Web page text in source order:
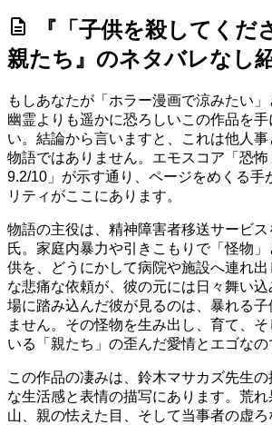
description
『「子供を殺してくだ
親たち』のネタバレなし
もしあなたが「ホラー漫画で涼みたい」
幽霊よりも遥かに恐ろしいこの作品を
い。結論から言いますと、これは他人
物語ではありません。 エモスコア「恐怖
9.2/10」 が示す通り、ページをめくる手
リティがここにあります。
物語の主役は、精神障害者移送サービス
氏。家庭内暴力や引きこもりで「怪物
供を、どうにかして病院や施設へ連れ
な悲痛な依頼が、彼の元には日々舞い
場に踏み込んだ彼が見るのは、暴れる子
ません。その怪物を生み出し、育て、
いる「親たち」の歪んだ愛情とエゴなの
この作品の凄みは、鈴木マサカズ先生の
な生活感と表情の描写にあります。荒
山、親の怯えた目、そして当事者の虚